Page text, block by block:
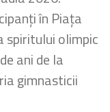
în Piața
spiritului olimpic
ani de la
gimnasticii